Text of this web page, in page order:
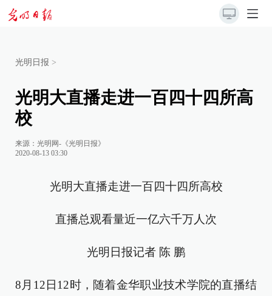
光明日报 >
光明大直播走进一百四十四所高
校
来源： 光明网-《光明日报》
2020-08-13 03:30
光明大直播走进一百四十四所高校
直播总观看量近一亿六千万人次
光明日报记者 陈 鹏
8月12日12时，随着金华职业技术学院的直播结